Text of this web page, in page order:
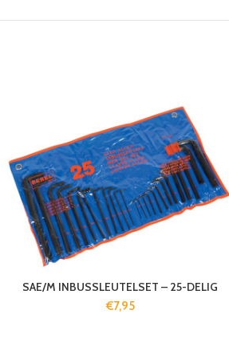
SAE/M INBUSSLEUTELSET – 25-DELIG
€7,95